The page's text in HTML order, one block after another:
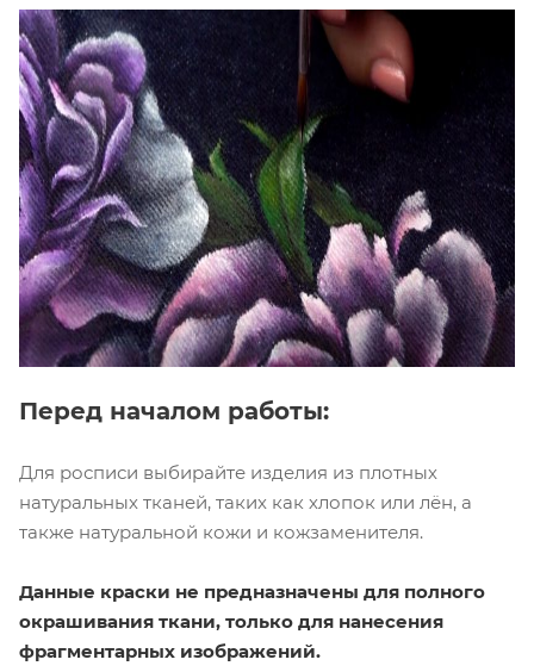
Перед началом работы:
Для росписи выбирайте изделия из плотных
натуральных тканей, таких как хлопок или лён, а
также натуральной кожи и кожзаменителя.
Данные краски не предназначены для полного
окрашивания ткани, только для нанесения
фрагментарных изображений.